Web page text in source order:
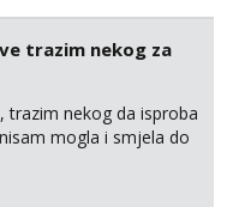
trazim nekog za
trazim nekog da isproba
mogla i smjela do